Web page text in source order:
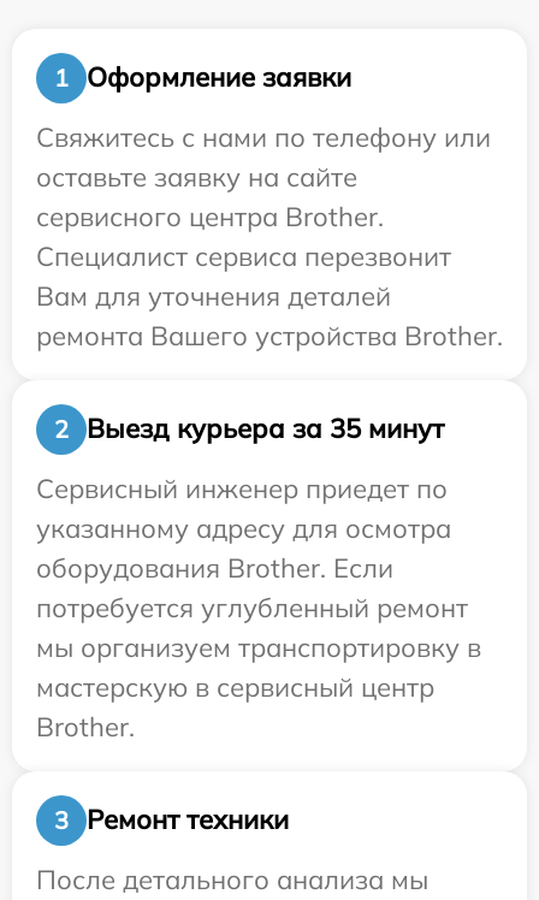
1
Оформление заявки
Свяжитесь с нами по телефону или
оставьте заявку на сайте
сервисного центра Brother.
Специалист сервиса перезвонит
Вам для уточнения деталей
ремонта Вашего устройства Brother.
2
Выезд курьера за 35 минут
Сервисный инженер приедет по
указанному адресу для осмотра
оборудования Brother. Если
потребуется углубленный ремонт
мы организуем транспортировку в
мастерскую в сервисный центр
Brother.
3
Ремонт техники
После детального анализа мы